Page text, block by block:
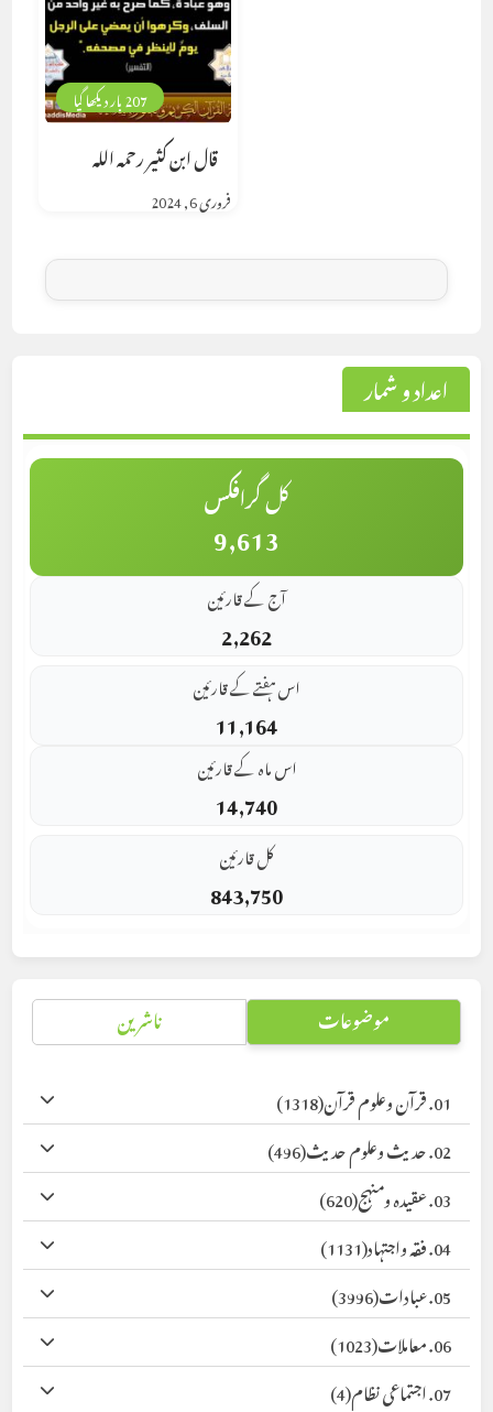
207 بار دیکھا گیا
قال ابن كثير رحمه الله
فروری 6, 2024
اعداد و شمار
کل گرافکس
9,613
آج کے قارئین
2,262
اس ہفتے کے قارئین
11,164
اس ماہ کے قارئین
14,740
کل قارئین
843,750
موضوعات ناشرین
01. قرآن وعلوم قرآن
(1318)
02. حدیث وعلوم حدیث
(496)
03. عقیدہ ومنہج
(620)
04. فقہ واجتہاد
(1131)
05. عبادات
(3996)
06. معاملات
(1023)
07. اجتماعی نظام
(4)